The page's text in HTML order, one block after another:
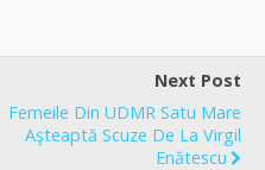
e
Next Post
Femeile Din UDMR Satu Mare
Aşteaptă Scuze De La Virgil
Enătescu